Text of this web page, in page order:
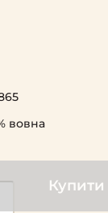
Купити
вовна